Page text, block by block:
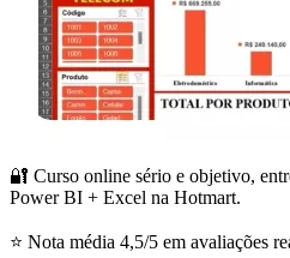
🔐 Curso online sério e objetivo,
Power BI + Excel na Hotmart.
⭐ Nota média 4,5/5 em avaliações